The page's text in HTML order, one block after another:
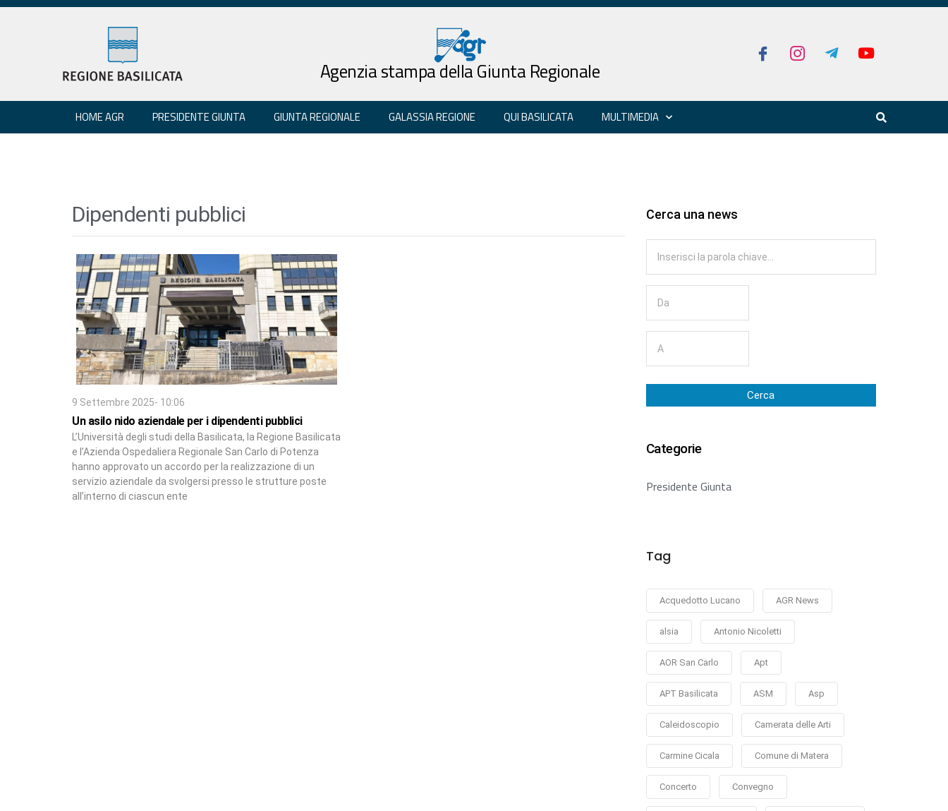
Agenzia stampa della Giunta Regionale
HOME AGR PRESIDENTE GIUNTA GIUNTA REGIONALE GALASSIA REGIONE QUI BASILICATA MULTIMEDIA
Dipendenti pubblici
9 Settembre 2025- 10:06
Un asilo nido aziendale per i dipendenti pubblici
L’Università degli studi della Basilicata, la Regione Basilicata
e l’Azienda Ospedaliera Regionale San Carlo di Potenza
hanno approvato un accordo per la realizzazione di un
servizio aziendale da svolgersi presso le strutture poste
all’interno di ciascun ente
Cerca una news
Cerca
Categorie
Presidente Giunta
Tag
Acquedotto Lucano AGR News
alsia Antonio Nicoletti
AOR San Carlo Apt
APT Basilicata ASM Asp
Caleidoscopio Camerata delle Arti
Carmine Cicala Comune di Matera
Concerto Convegno